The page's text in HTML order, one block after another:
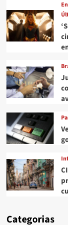
combate
à
em
45
Categorias